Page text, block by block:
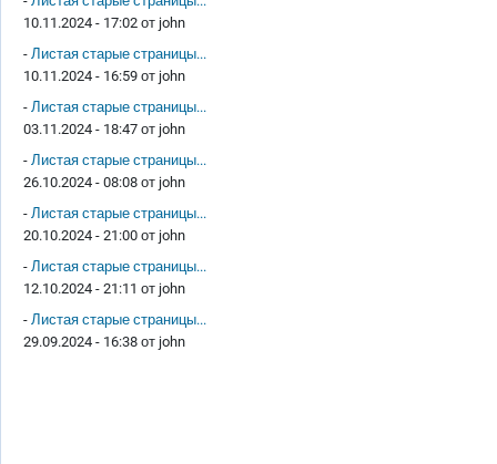
10.11.2024 - 17:02 от john
- Листая старые страницы...
10.11.2024 - 16:59 от john
- Листая старые страницы...
03.11.2024 - 18:47 от john
- Листая старые страницы...
26.10.2024 - 08:08 от john
- Листая старые страницы...
20.10.2024 - 21:00 от john
- Листая старые страницы...
12.10.2024 - 21:11 от john
- Листая старые страницы...
29.09.2024 - 16:38 от john